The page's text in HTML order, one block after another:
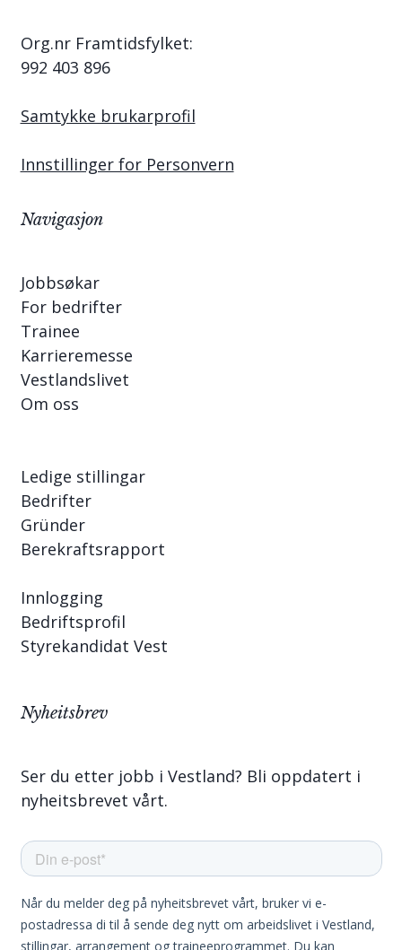
Org.nr Framtidsfylket:
992 403 896
Samtykke brukarprofil
Innstillinger for Personvern
Navigasjon
Jobbsøkar
For bedrifter
Trainee
Karrieremesse
Vestlandslivet
Om oss
Ledige stillingar
Bedrifter
Gründer
Berekraftsrapport
Innlogging
Bedriftsprofil
Styrekandidat Vest
Nyheitsbrev
Ser du etter jobb i Vestland? Bli oppdatert i
nyheitsbrevet vårt.